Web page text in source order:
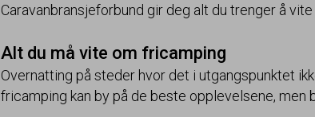
Caravanbransjeforbund gir deg alt du trenger å
Alt du må vite om fricamping
Overnatting på steder hvor det i utgangspunktet
fricamping kan by på de beste opplevelsene, men